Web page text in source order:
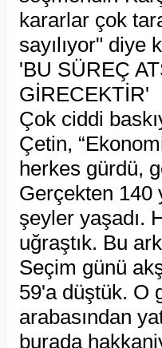
kararlar çok
sayılıyor" diye
'BU SÜREÇ
GİRECEKTİR'
Çok ciddi
Çetin,
herkes gürdü,
Gerçekten 140
şeyler yaşadı.
uğraştık. Bu
Seçim günü
59'a düştük. O
arabasından
burada